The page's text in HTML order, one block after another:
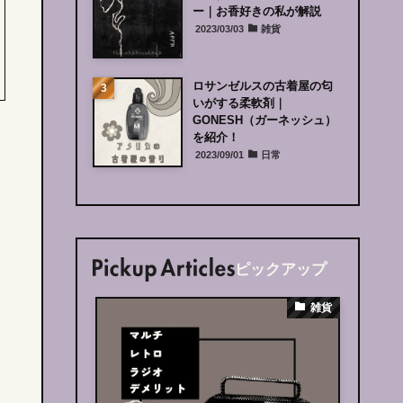
ー｜お香好きの私が解説
2023/03/03 雑貨
ロサンゼルスの古着屋の匂
いがする柔軟剤｜
GONESH（ガーネッシュ）
を紹介！
2023/09/01 日常
ピックアップ
雑貨